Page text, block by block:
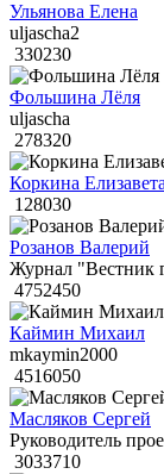
Ульянова Елена
uljascha2
330230
Фольшина Лёля
uljascha
278320
Коркина Елизавета
128030
Розанов Валерий
Журнал "Вестник
4752450
Каймин Михаил
mkaymin2000
4516050
Масляков Сергей
Руководитель
3033710